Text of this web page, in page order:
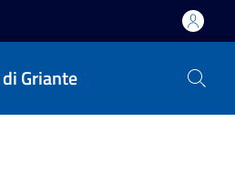
Griante